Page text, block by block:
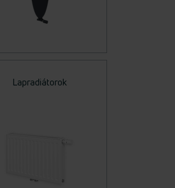
Lapradiátorok